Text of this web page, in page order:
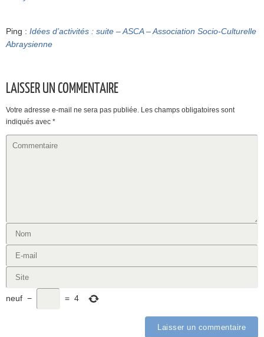
Ping : Idées d’activités : suite – ASCA – Association Socio-Culturelle
Abraysienne
LAISSER UN COMMENTAIRE
Votre adresse e-mail ne sera pas publiée. Les champs obligatoires sont
indiqués avec *
neuf − = 4